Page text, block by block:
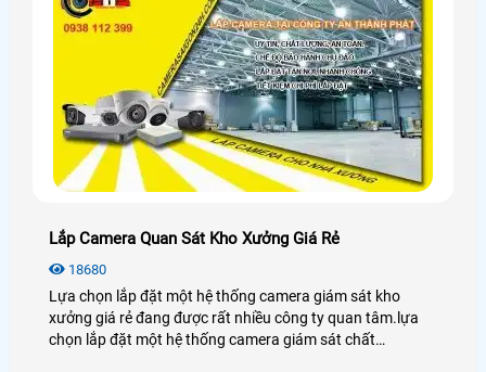
Lắp Camera Quan Sát Kho Xưởng Giá Rẻ
18680
Lựa chọn lắp đặt một hệ thống camera giám sát kho
xưởng giá rẻ đang được rất nhiều công ty quan tâm.lựa
chọn lắp đặt một hệ thống camera giám sát chất